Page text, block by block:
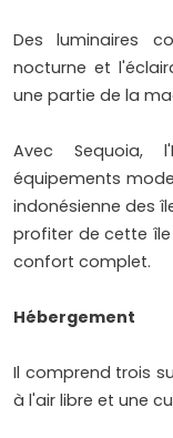
Des luminaires
nocturne et
une partie de la
Avec Sequoia,
équipements
indonésienne des
profiter de cette île
confort complet.
Hébergement
Il comprend trois
à l'air libre et une